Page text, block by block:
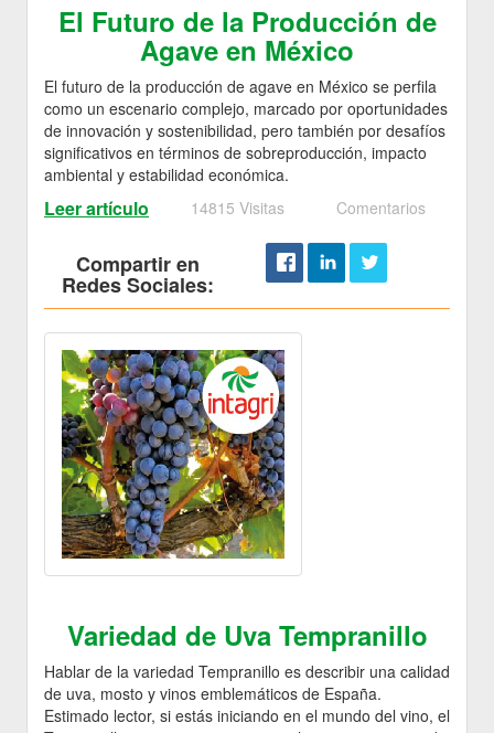
El Futuro de la Producción de
Agave en México
El futuro de la producción de agave en México se perfila
como un escenario complejo, marcado por oportunidades
de innovación y sostenibilidad, pero también por desafíos
significativos en términos de sobreproducción, impacto
ambiental y estabilidad económica.
Leer artículo 14815 Visitas Comentarios
Compartir en
Redes Sociales:
Variedad de Uva Tempranillo
Hablar de la variedad Tempranillo es describir una calidad
de uva, mosto y vinos emblemáticos de España.
Estimado lector, si estás iniciando en el mundo del vino, el